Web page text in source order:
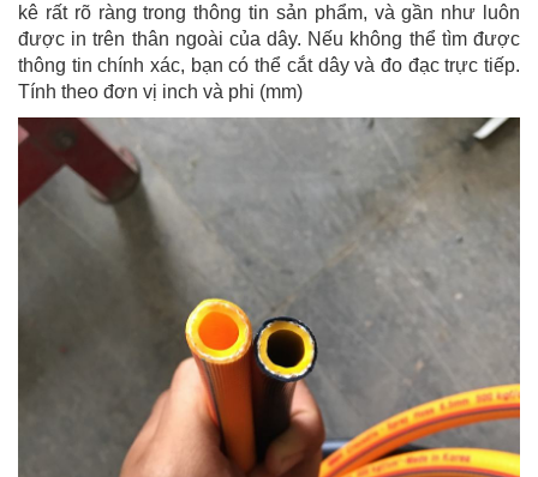
kê rất rõ ràng trong thông tin sản phẩm, và gần như luôn
được in trên thân ngoài của dây. Nếu không thể tìm được
thông tin chính xác, bạn có thể cắt dây và đo đạc trực tiếp.
Tính theo đơn vị inch và phi (mm)